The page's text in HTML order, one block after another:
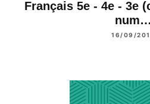
Français 5e - 4e - 3e
num…
16/09/